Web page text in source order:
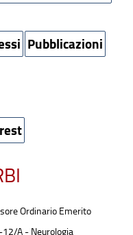
Pubblicazioni
Ordinario Emerito
12/A - Neurologia